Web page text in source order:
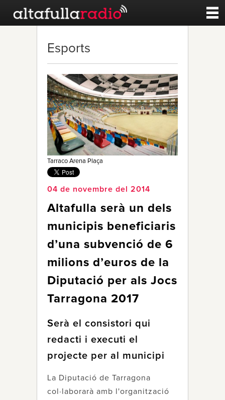
Esports
Qui Som
Esports
Tarraco Arena Plaça
04 de novembre del 2014
Altafulla serà un dels
municipis beneficiaris
d’una subvenció de 6
milions d’euros de la
Diputació per als Jocs
Tarragona 2017
Serà el consistori qui
redacti i executi el
projecte per al municipi
La Diputació de Tarragona
col·laborarà amb l'organització